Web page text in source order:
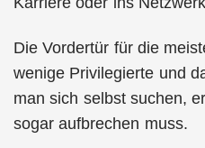
Die Vordertür für die
wenige Privilegierte und
man sich selbst suchen,
sogar aufbrechen muss.